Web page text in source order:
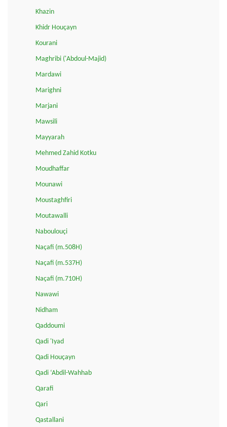
Khazin
Khidr Houçayn
Kourani
Maghribi ('Abdoul-Majid)
Mardawi
Marighni
Marjani
Mawsili
Mayyarah
Mehmed Zahid Kotku
Moudhaffar
Mounawi
Moustaghfiri
Moutawalli
Naboulouçi
Naçafi (m.508H)
Naçafi (m.537H)
Naçafi (m.710H)
Nawawi
Nidham
Qaddoumi
Qadi 'Iyad
Qadi Houçayn
Qadi ‘Abdil-Wahhab
Qarafi
Qari
Qastallani